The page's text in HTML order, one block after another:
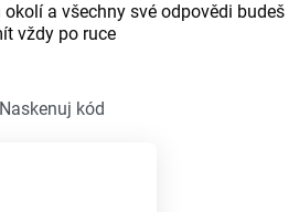
a všechny své odpovědi budeš
vždy po ruce
Naskenuj kód